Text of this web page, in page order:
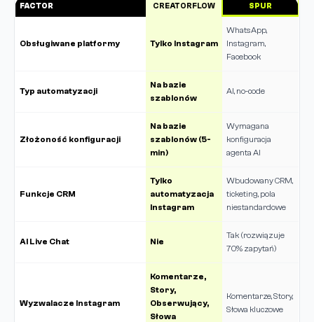
FACTOR CREATORFLOW SPUR
Obsługiwane platformy Tylko Instagram
WhatsApp,
Instagram,
Facebook
Typ automatyzacji
Na bazie
szablonów
AI, no-code
Złożoność konfiguracji
Na bazie
szablonów (5-
min)
Wymagana
konfiguracja
agenta AI
Funkcje CRM
Tylko
automatyzacja
Instagram
Wbudowany CRM,
ticketing, pola
niestandardowe
AI Live Chat Nie
Tak (rozwiązuje
70% zapytań)
Wyzwalacze Instagram
Komentarze,
Story,
Obserwujący,
Słowa
Komentarze, Story,
Słowa kluczowe